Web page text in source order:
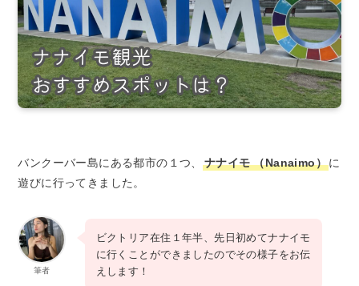
バンクーバー島にある都市の１つ、 ナナイモ （Nanaimo）に
遊びに行ってきました。
筆者
ビクトリア在住１年半、先日初めてナナイモ
に行くことができましたのでその様子をお伝
えします！